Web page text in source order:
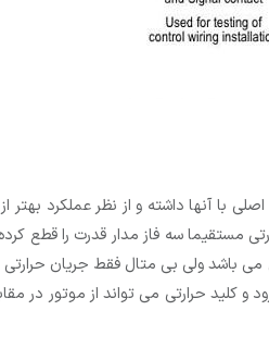
با آنها داشته و از نظر عملکرد
مستقیما سه فاز مدار قدرت را قطع
باشد ولی بی متال فقط جریان
و کلید حرارتی می تواند از موتور